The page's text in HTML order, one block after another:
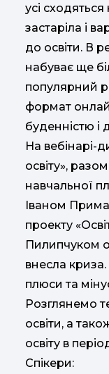
усі
застаріла і
до освіти. В
набуває ще
популярний
формат
буденністю і
На вебінарі-
освіту»,
навчальної
Іваном
проекту
Пилипчуком
внесла
плюси та
Розглянемо
освіти, а
освіту в
Спікери: